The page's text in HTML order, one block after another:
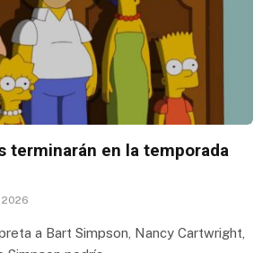
terminarán en la temporada
a Bart Simpson, Nancy Cartwright,